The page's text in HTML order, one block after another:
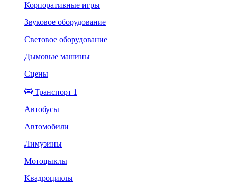
Корпоративные игры
Звуковое оборудование
Световое оборудование
Дымовые машины
Сцены
Транспорт 1
Автобусы
Автомобили
Лимузины
Мотоцыклы
Квадроциклы